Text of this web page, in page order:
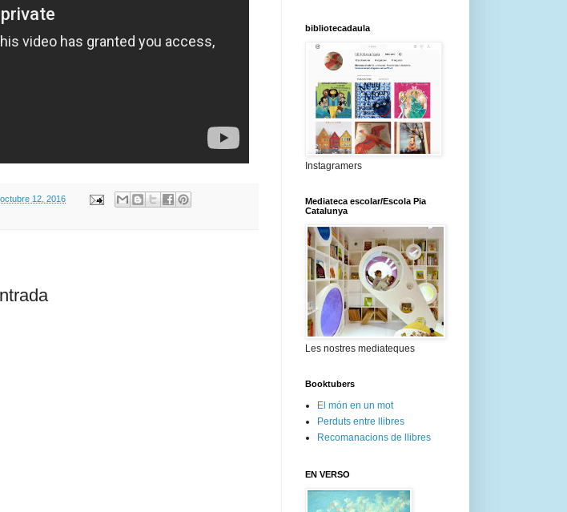
12, 2016
bibliotecadaula
Instagramers
Mediateca escolar/Escola Pia
Catalunya
Les nostres mediateques
Booktubers
El món en un mot
Perduts entre llibres
Recomanacions de llibres
EN VERSO